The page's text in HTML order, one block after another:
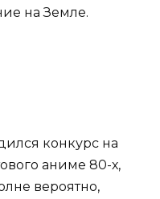
на Земле.
конкурс на
аниме 80-х,
вероятно,